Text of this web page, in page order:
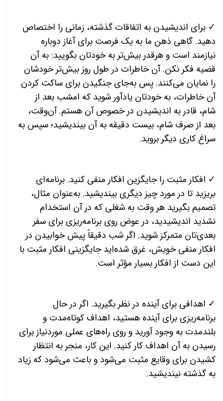
✓ برای اندیشیدن به اتفاقات گذشته، زمانی را اختصاص
دهید. گاهی ذهن ما به یک فرصت برای آغاز دوباره
نیازمند است و هرقدر بیش‌تر به خودتان بگویید: به آن
قضیه فکر نکن. آن خاطرات در طول روز بیش‌تر خودشان
را نمایان می‌کنند. پس به‌جای جنگیدن برای ساکت کردن
آن خاطرات، به خودتان یادآور شوید که امشب بعد از
شام، قادر به اندیشیدن در خصوص آن هستم. آن‌وقت،
بعد از صرف شام، بیست دقیقه به آن بیندیشید؛ سپس به
سراغ کاری دیگر بروید.
✓ افکار مثبت را جایگزین افکار منفی کنید. برنامه‌ای
بریزید تا در مورد چیز دیگری بیندیشید. به‌عنوان مثال،
تصمیم بگیرید هر وقت به شغلی که در آن استخدام
نشدید اندیشیدید، در عوض روی برنامه‌ریزی برای سفر
بعدی‌تان متمرکز شوید. اگر شب دقیقاً پیش خوابیدن در
افکار منفی خویش، غرق شده‌اید جایگزینی افکار مثبت با
این دست از افکار بسیار مؤثر است.
✓ اهدافی برای آینده در نظر بگیرید. اگر در حال
برنامه‌ریزی برای آینده هستید، اهداف کوتاه‌مدت و
بلندمدت به وجود آورید و روی راه‌های عملی موردنیاز برای
رسیدن به آن اهداف کار کنید. این کار، منجر به انتظار
کشیدن برای وقایع مثبت می‌شود و باعث می‌شود که زیاد
به گذشته نیندیشید.